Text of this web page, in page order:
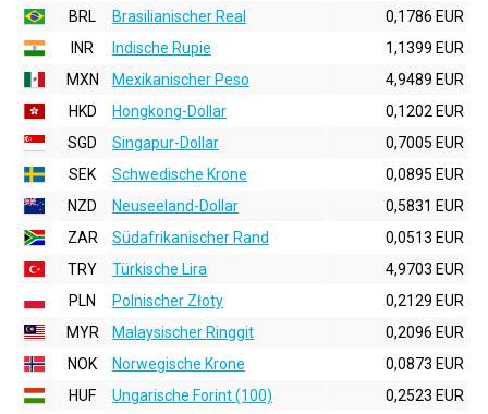
BRL
Brasilianischer Real
0,1786 EUR
INR
Indische Rupie
1,1399 EUR
MXN
Mexikanischer Peso
4,9489 EUR
HKD
Hongkong-Dollar
0,1202 EUR
SGD
Singapur-Dollar
0,7005 EUR
SEK
Schwedische Krone
0,0895 EUR
NZD
Neuseeland-Dollar
0,5831 EUR
ZAR
Südafrikanischer Rand
0,0513 EUR
TRY
Türkische Lira
4,9703 EUR
PLN
Polnischer Złoty
0,2129 EUR
MYR
Malaysischer Ringgit
0,2096 EUR
NOK
Norwegische Krone
0,0873 EUR
HUF
Ungarische Forint (100)
0,2523 EUR